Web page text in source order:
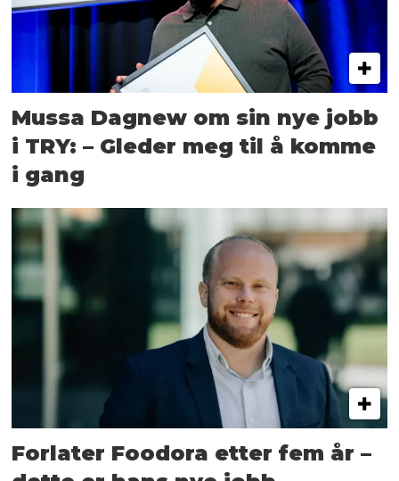
Mussa Dagnew om sin nye jobb
i TRY: – Gleder meg til å komme
i gang
Forlater Foodora etter fem år –